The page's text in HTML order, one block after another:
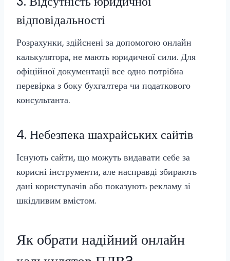
відповідальності
Розрахунки, здійснені за допомогою онлайн
калькулятора, не мають юридичної сили. Для
офіційної документації все одно потрібна
перевірка з боку бухгалтера чи податкового
консультанта.
4. Небезпека шахрайських сайтів
Існують сайти, що можуть видавати себе за
корисні інструменти, але насправді збирають
дані користувачів або показують рекламу зі
шкідливим вмістом.
Як обрати надійний онлайн